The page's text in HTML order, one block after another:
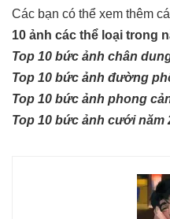
Các bạn có thể xem thêm
10 ảnh các thể loại trong
Top 10 bức ảnh chân
Top 10 bức ảnh đường
Top 10 bức ảnh phong
Top 10 bức ảnh cưới năm